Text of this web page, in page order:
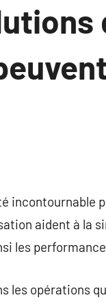
incontournable
aident à la
les
les opérations